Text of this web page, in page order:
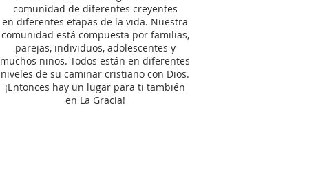
comunidad de diferentes creyentes
en diferentes etapas de la vida. Nuestra
comunidad está compuesta por familias,
parejas, individuos, adolescentes y
muchos niños. Todos están en diferentes
niveles de su caminar cristiano con Dios.
¡Entonces hay un lugar para ti también
en La Gracia!